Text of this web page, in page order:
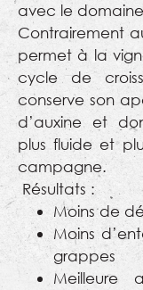
avec le
Contrairement
permet à la
cycle de
conserve son
d’auxine et
plus fluide et
campagne.
Résultats :
Moins de
Moins
grappes
Meilleure